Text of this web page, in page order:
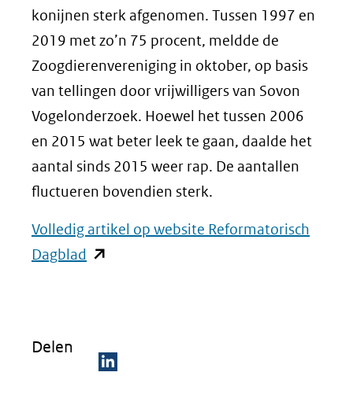
konijnen sterk afgenomen. Tussen 1997 en
2019 met zo’n 75 procent, meldde de
Zoogdierenvereniging in oktober, op basis
van tellingen door vrijwilligers van Sovon
Vogelonderzoek. Hoewel het tussen 2006
en 2015 wat beter leek te gaan, daalde het
aantal sinds 2015 weer rap. De aantallen
fluctueren bovendien sterk.
Volledig artikel op website Reformatorisch
Dagblad (opent
(verwijst
Delen